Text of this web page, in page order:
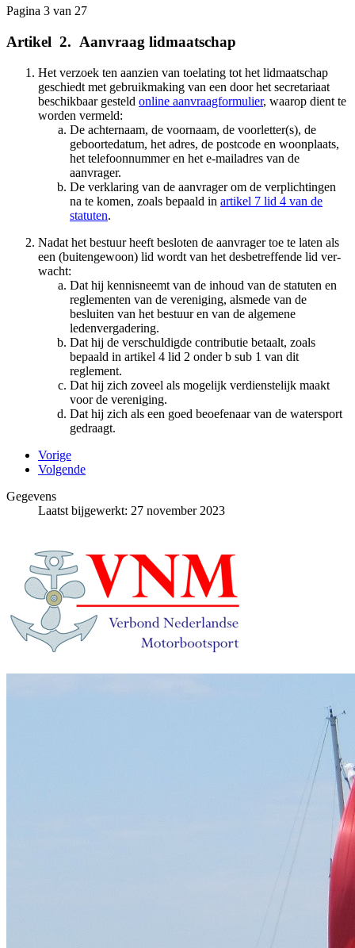
Pagina 3 van 27
Artikel 2. Aanvraag lidmaatschap
Het verzoek ten aanzien van toelating tot het lidmaatschap
geschiedt met gebruikmaking van een door het secreta­riaat
beschikbaar gesteld online aanvraagformulier, waar­op dient te
worden vermeld:
De achternaam, de voornaam, de voorletter(s), de
geboortedatum, het adres, de postcode en woonplaats,
het telefoonnummer en het e-mailadres van de
aanvrager.
De verklaring van de aanvrager om de verplichtingen
na te komen, zoals bepaald in artikel 7 lid 4 van de
statuten.
Nadat het bestuur heeft besloten de aanvrager toe te laten als
een (buitengewoon) lid wordt van het desbetreffende lid ver­
wacht:
Dat hij kennisneemt van de inhoud van de statuten en
reglementen van de vereniging, alsmede van de
besluiten van het bestuur en van de algemene
ledenvergadering.
Dat hij de verschuldigde contributie betaalt, zoals
bepaald in artikel 4 lid 2 onder b sub 1 van dit
reglement.
Dat hij zich zoveel als mogelijk verdienstelijk maakt
voor de vereniging.
Dat hij zich als een goed beoefenaar van de watersport
gedraagt.
Vorige
Volgende
Gegevens
Laatst bijgewerkt: 27 november 2023